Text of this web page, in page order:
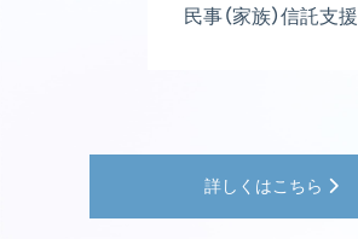
民事（家族）信託支援
詳しくはこちら